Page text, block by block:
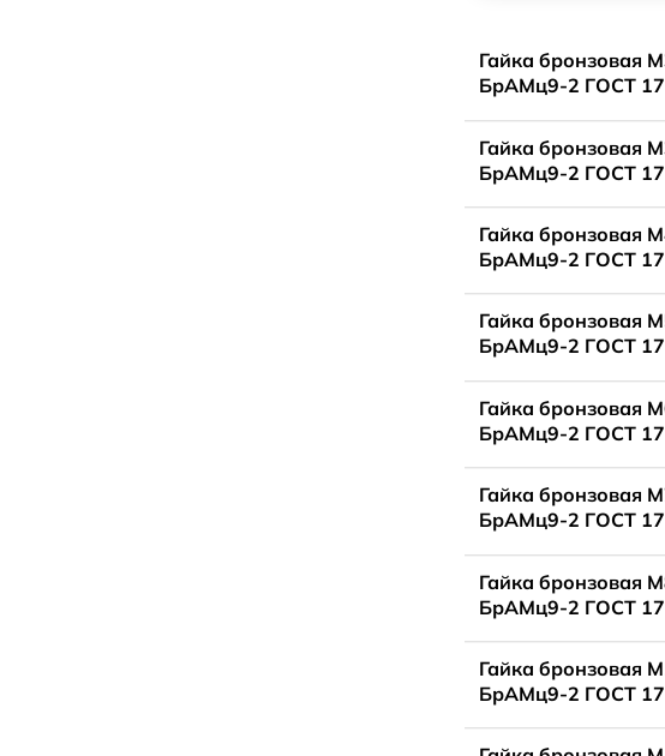
Гайка бронзовая
БрАМц9-2 ГОСТ
Гайка бронзовая
БрАМц9-2 ГОСТ
Гайка бронзовая
БрАМц9-2 ГОСТ
Гайка бронзовая
БрАМц9-2 ГОСТ
Гайка бронзовая
БрАМц9-2 ГОСТ
Гайка бронзовая
БрАМц9-2 ГОСТ
Гайка бронзовая
БрАМц9-2 ГОСТ
Гайка бронзовая
БрАМц9-2 ГОСТ